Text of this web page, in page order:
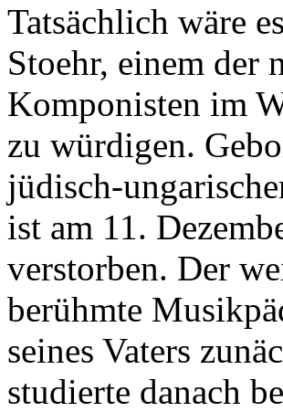
Tatsächlich wäre
Stoehr, einem der
Komponisten im
zu würdigen.
jüdisch-
ist am 11.
verstorben. Der
berühmte
seines Vaters
studierte danach